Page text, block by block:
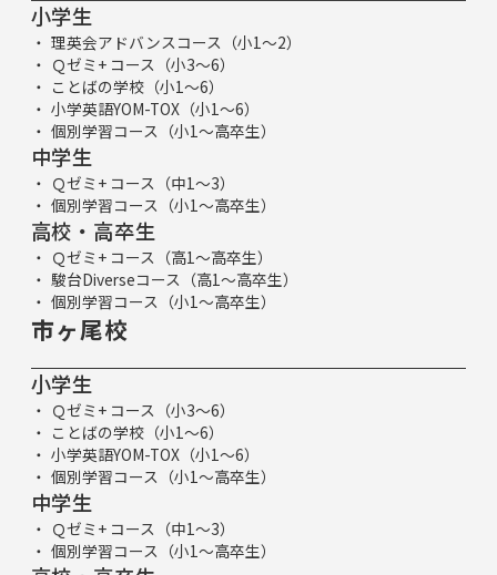
小学生
理英会アドバンスコース（小1～2）
Ｑゼミ+ コース（小3～6）
ことばの学校（小1～6）
小学英語YOM-TOX（小1～6）
個別学習コース（小1～高卒生）
中学生
Ｑゼミ+ コース（中1～3）
個別学習コース（小1～高卒生）
高校・高卒生
Ｑゼミ+ コース（高1～高卒生）
駿台Diverseコース（高1～高卒生）
個別学習コース（小1～高卒生）
市ヶ尾校
小学生
Ｑゼミ+ コース（小3～6）
ことばの学校（小1～6）
小学英語YOM-TOX（小1～6）
個別学習コース（小1～高卒生）
中学生
Ｑゼミ+ コース（中1～3）
個別学習コース（小1～高卒生）